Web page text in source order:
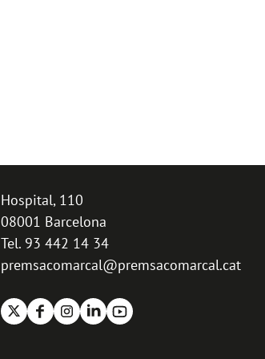
Hospital, 110
08001 Barcelona
Tel. 93 442 14 34
premsacomarcal@premsacomarcal.cat
X Facebook
Instagram
LinkedinYoutube